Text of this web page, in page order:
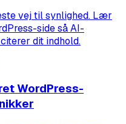
vej til synlighed. Lær
side så AI-
dit indhold.
WordPress-